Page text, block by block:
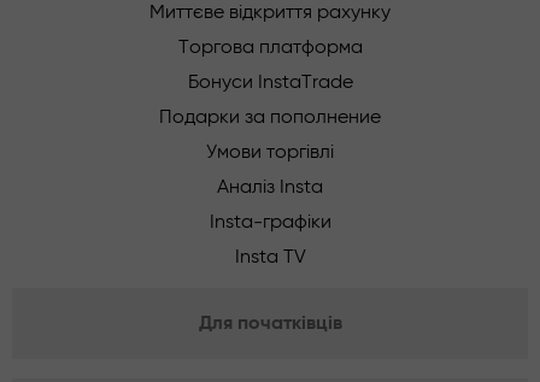
Миттєве відкриття рахунку
Торгова платформа
Бонуси InstaTrade
Подарки за пополнение
Умови торгівлі
Аналіз Insta
Insta-графіки
Insta TV
Для початківців